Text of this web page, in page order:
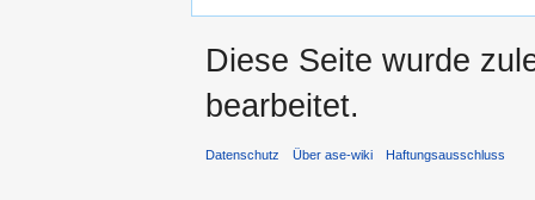
Diese Seite wurde
bearbeitet.
Datenschutz Über ase-wiki Haftungsausschluss